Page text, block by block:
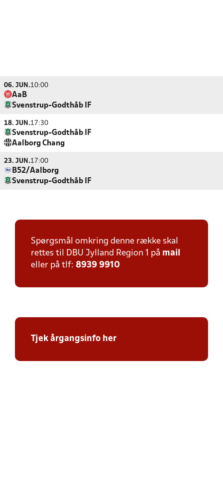
06. JUN.10:00
AaB
Svenstrup-Godthåb IF
18. JUN.17:30
Svenstrup-Godthåb IF
Aalborg Chang
23. JUN.17:00
B52/Aalborg
Svenstrup-Godthåb IF
Spørgsmål omkring denne række skal
rettes til DBU Jylland Region 1 på mail
eller på tlf: 8939 9910
Tjek årgangsinfo her